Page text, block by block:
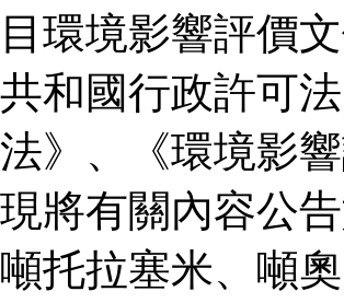
目環境影響評價
共和國行政許可
法》、《環境影
現將有關內容公
噸托拉塞米、噸